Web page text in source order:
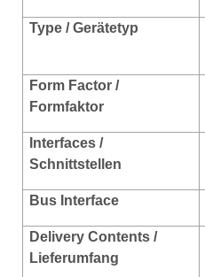
Type / Gerätetyp
Form Factor /
Formfaktor
Interfaces /
Schnittstellen
Bus Interface
Delivery Contents /
Lieferumfang